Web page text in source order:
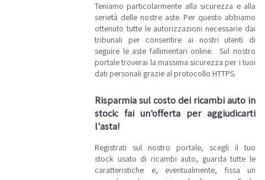
Teniamo particolarmente alla sicurezza e alla
serietà delle nostre aste. Per questo abbiamo
ottenuto tutte le autorizzazioni necessarie dai
tribunali per consentire ai nostri utenti di
seguire le aste fallimentari online. Sul nostro
portale troverai la massima sicurezza per i tuoi
dati personali grazie al protocollo HTTPS.
Risparmia sul costo dei ricambi auto in
stock: fai un'offerta per aggiudicarti
l'asta!
Registrati sul nostro portale, scegli il tuo
stock usato di ricambi auto, guarda tutte le
caratteristiche e, eventualmente, fissa un